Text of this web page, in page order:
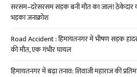
सरसम–दरेसरसम सड़क बनी मौत का जाल! ठेकेदार
भड़का जनाक्रोश
Road Accident : हिमायतनगर में भीषण सड़क
की मौत, एक गंभीर घायल
हिमायतनगर में बढ़ा तनाव: शिवाजी महाराज की